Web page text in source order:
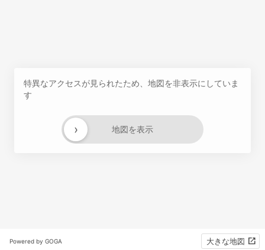
特異なアクセスが見られたため、地図を非表示にしていま
す
地図を表示
›
Powered by GOGA 大きな地図